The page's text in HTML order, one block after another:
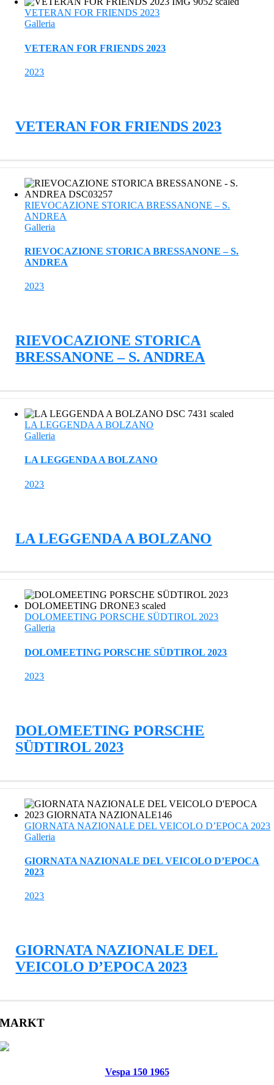
VETERAN FOR FRIENDS 2023
Galleria
VETERAN FOR FRIENDS 2023
2023
VETERAN FOR FRIENDS 2023
RIEVOCAZIONE STORICA BRESSANONE – S.
ANDREA
Galleria
RIEVOCAZIONE STORICA BRESSANONE – S.
ANDREA
2023
RIEVOCAZIONE STORICA
BRESSANONE – S. ANDREA
LA LEGGENDA A BOLZANO
Galleria
LA LEGGENDA A BOLZANO
2023
LA LEGGENDA A BOLZANO
DOLOMEETING PORSCHE SÜDTIROL 2023
Galleria
DOLOMEETING PORSCHE SÜDTIROL 2023
2023
DOLOMEETING PORSCHE
SÜDTIROL 2023
GIORNATA NAZIONALE DEL VEICOLO D’EPOCA 2023
Galleria
GIORNATA NAZIONALE DEL VEICOLO D’EPOCA
2023
2023
GIORNATA NAZIONALE DEL
VEICOLO D’EPOCA 2023
MARKT
Vespa 150 1965